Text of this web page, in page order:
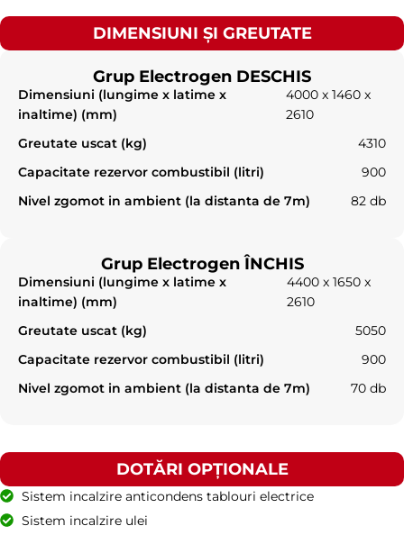
DIMENSIUNI ȘI GREUTATE
Grup Electrogen DESCHIS
Dimensiuni (lungime x latime x
inaltime) (mm)
4000 x 1460 x
2610
Greutate uscat (kg)
4310
Capacitate rezervor combustibil (litri)
900
Nivel zgomot in ambient (la distanta de 7m)
82 db
Grup Electrogen ÎNCHIS
Dimensiuni (lungime x latime x
inaltime) (mm)
4400 x 1650 x
2610
Greutate uscat (kg)
5050
Capacitate rezervor combustibil (litri)
900
Nivel zgomot in ambient (la distanta de 7m)
70 db
DOTĂRI OPȚIONALE
Sistem incalzire anticondens tablouri electrice
Sistem incalzire ulei